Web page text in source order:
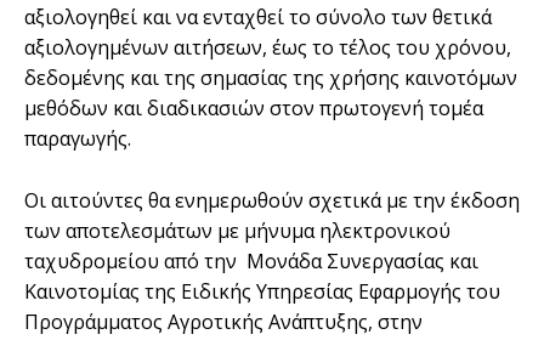
αξιολογηθεί και να ενταχθεί το σύνολο των θετικά
αξιολογημένων αιτήσεων, έως το τέλος του χρόνου,
δεδομένης και της σημασίας της χρήσης καινοτόμων
μεθόδων και διαδικασιών στον πρωτογενή τομέα
παραγωγής.
Οι αιτούντες θα ενημερωθούν σχετικά με την έκδοση
των αποτελεσμάτων με μήνυμα ηλεκτρονικού
ταχυδρομείου από την Μονάδα Συνεργασίας και
Καινοτομίας της Ειδικής Υπηρεσίας Εφαρμογής του
Προγράμματος Αγροτικής Ανάπτυξης, στην